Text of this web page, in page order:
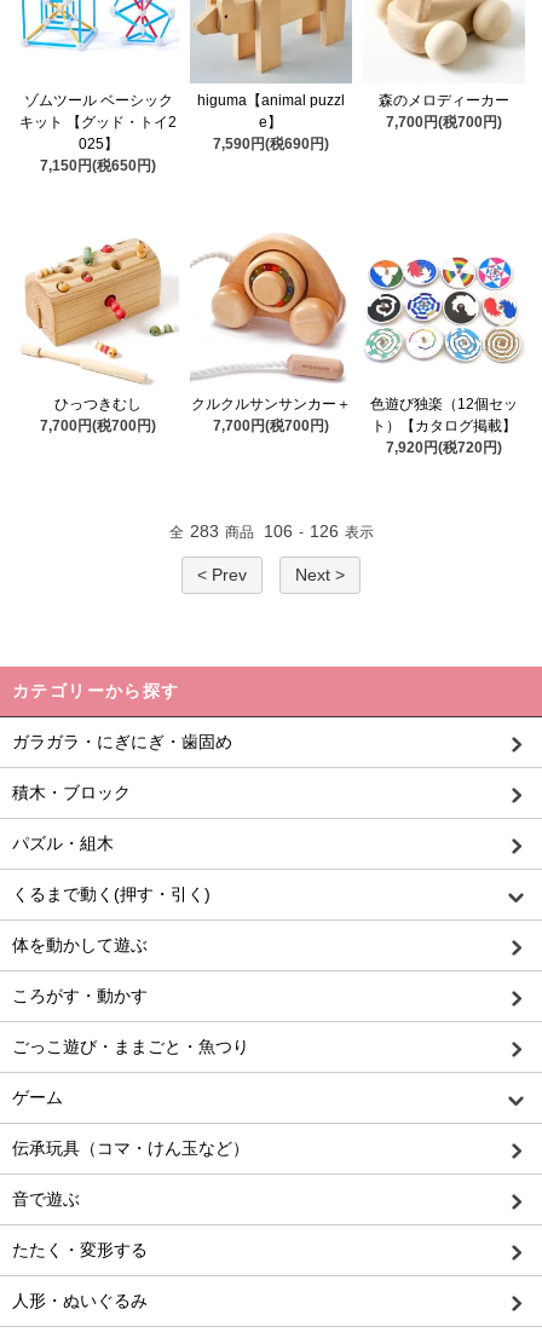
ゾムツール ベーシック
キット 【グッド・トイ2
025】
7,150円(税650円)
higuma【animal puzzl
e】
7,590円(税690円)
森のメロディーカー
7,700円(税700円)
ひっつきむし
7,700円(税700円)
クルクルサンサンカー＋
7,700円(税700円)
色遊び独楽（12個セッ
ト）【カタログ掲載】
7,920円(税720円)
全 283 商品 106 - 126 表示
< Prev Next >
カテゴリーから探す
ガラガラ・にぎにぎ・歯固め
積木・ブロック
パズル・組木
くるまで動く(押す・引く)
体を動かして遊ぶ
ころがす・動かす
ごっこ遊び・ままごと・魚つり
ゲーム
伝承玩具（コマ・けん玉など）
音で遊ぶ
たたく・変形する
人形・ぬいぐるみ